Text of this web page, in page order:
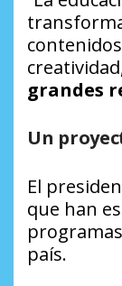
grandes
Un
El
que han
país.